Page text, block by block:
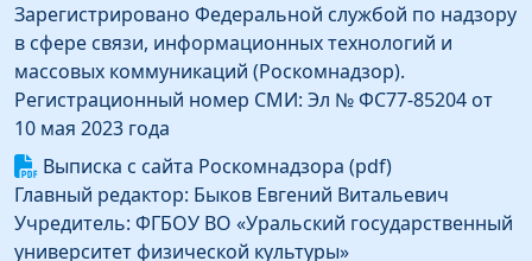
Зарегистрировано Федеральной службой по надзору
в сфере связи, информационных технологий и
массовых коммуникаций (Роскомнадзор).
Регистрационный номер СМИ: Эл № ФС77-85204 от
10 мая 2023 года
Выписка с сайта Роскомнадзора (pdf)
Главный редактор: Быков Евгений Витальевич
Учредитель: ФГБОУ ВО «Уральский государственный
университет физической культуры»